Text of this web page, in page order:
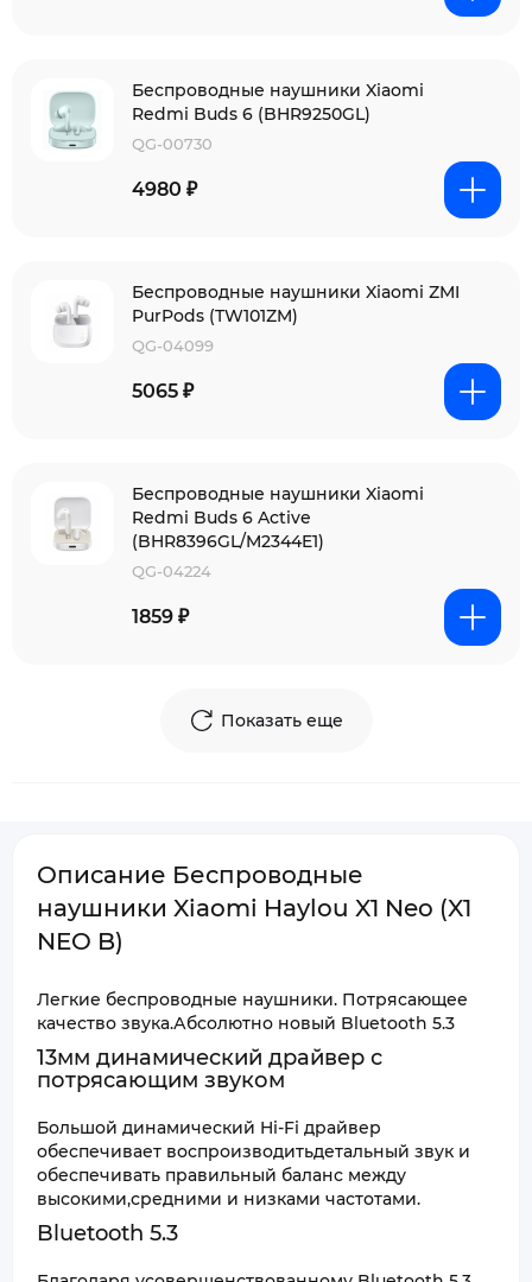
Беспроводные наушники Xiaomi
Redmi Buds 6 (BHR9250GL)
QG-00730
4980 ₽
Беспроводные наушники Xiaomi ZMI
PurPods (TW101ZM)
QG-04099
5065 ₽
Беспроводные наушники Xiaomi
Redmi Buds 6 Active
(BHR8396GL/M2344E1)
QG-04224
1859 ₽
Показать еще
Описание Беспроводные
наушники Xiaomi Haylou X1 Neo (X1
NEO B)
Легкие беспроводные наушники. Потрясающее
качество звука.Абсолютно новый Bluetooth 5.3
13мм динамический драйвер с
потрясающим звуком
Большой динамический Hi-Fi драйвер
обеспечивает воспроизводитьдетальный звук и
обеспечивать правильный баланс между
высокими,средними и низками частотами.
Bluetooth 5.3